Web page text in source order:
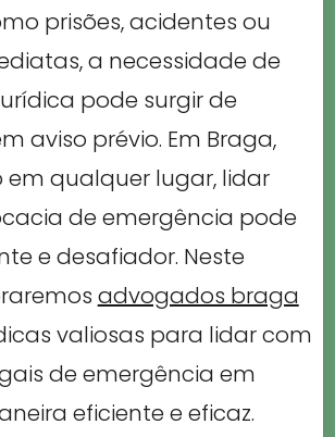
prisões, acidentes ou
a necessidade de
pode surgir de
aviso prévio. Em Braga,
em qualquer lugar, lidar
de emergência pode
e desafiador. Neste
advogados braga
valiosas para lidar com
de emergência em
eficiente e eficaz.